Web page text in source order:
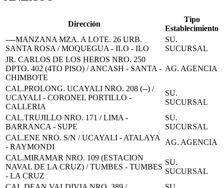
Dirección
Tipo
Establecimiento
----MANZANA MZA. A LOTE. 26 URB.
SANTA ROSA / MOQUEGUA - ILO - ILO
SU.
SUCURSAL
JR. CARLOS DE LOS HEROS NRO. 250
DPTO. 402 (4TO PISO) / ANCASH - SANTA -
CHIMBOTE
AG. AGENCIA
CAL.PROLONG. UCAYALI NRO. 208 (--) /
UCAYALI - CORONEL PORTILLO -
CALLERIA
SU.
SUCURSAL
CAL.TRUJILLO NRO. 171 / LIMA -
BARRANCA - SUPE
SU.
SUCURSAL
CAL.ENE NRO. S/N / UCAYALI - ATALAYA
- RAYMONDI
AG. AGENCIA
CAL.MIRAMAR NRO. 109 (ESTACION
NAVAL DE LA CRUZ) / TUMBES - TUMBES
- LA CRUZ
SU.
SUCURSAL